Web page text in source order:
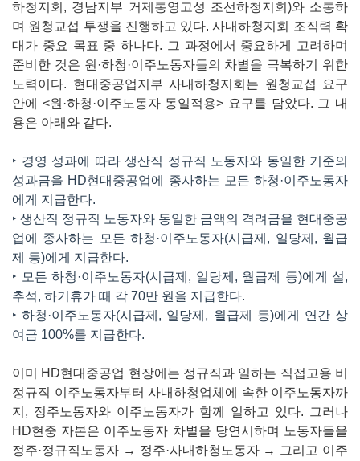
하청지회, 경남지부 거제통영고성 조선하청지회)와 소통하
며 원청교섭 투쟁을 진행하고 있다. 사내하청지회 조직력 확
대가 중요 목표 중 하나다. 그 과정에서 중요하게 고려하며
준비한 것은 원·하청·이주노동자들의 차별을 극복하기 위한
노력이다. 현대중공업지부 사내하청지회는 원청교섭 요구
안에 <원·하청·이주노동자 동일적용> 요구를 담았다. 그 내
용은 아래와 같다.
‣ 경영 성과에 따라 생산직 정규직 노동자와 동일한 기준의
성과금을 HD현대중공업에 종사하는 모든 하청·이주노동자
에게 지급한다.
‣ 생산직 정규직 노동자와 동일한 금액의 격려금을 현대중공
업에 종사하는 모든 하청·이주노동자(시급제, 일당제, 월급
제 등)에게 지급한다.
‣ 모든 하청·이주노동자(시급제, 일당제, 월급제 등)에게 설,
추석, 하기휴가 때 각 70만 원을 지급한다.
‣ 하청·이주노동자(시급제, 일당제, 월급제 등)에게 연간 상
여금 100%를 지급한다.
이미 HD현대중공업 현장에는 정규직과 일하는 직접고용 비
정규직 이주노동자부터 사내하청업체에 속한 이주노동자까
지, 정주노동자와 이주노동자가 함께 일하고 있다. 그러나
HD현중 자본은 이주노동자 차별을 당연시하며 노동자들을
정주·정규직노동자 → 정주·사내하청노동자 → 그리고 이주